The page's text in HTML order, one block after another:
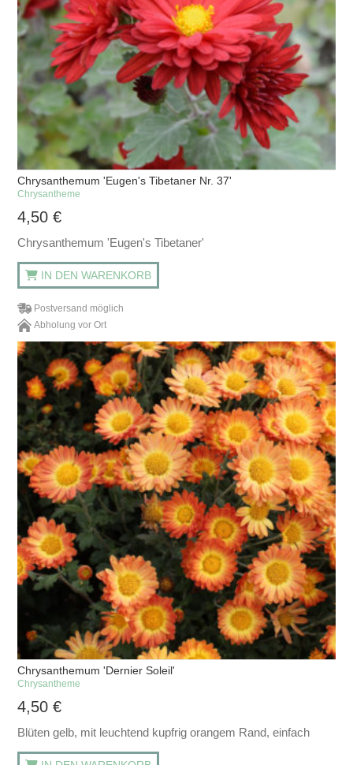
Chrysanthemum 'Eugen's Tibetaner Nr. 37'
Chrysantheme
4,50€
Chrysanthemum 'Eugen's Tibetaner'
IN DEN WARENKORB
Postversand möglich
Abholung vor Ort
Chrysanthemum 'Dernier Soleil'
Chrysantheme
4,50€
Blüten gelb, mit leuchtend kupfrig orangem Rand, einfach